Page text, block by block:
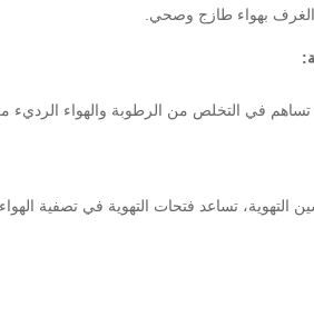
بهواء طازج وصحي.
تساهم في التخلص من الرطوبة والهواء الرديء
التهوية، تساعد فتحات التهوية في تصفية